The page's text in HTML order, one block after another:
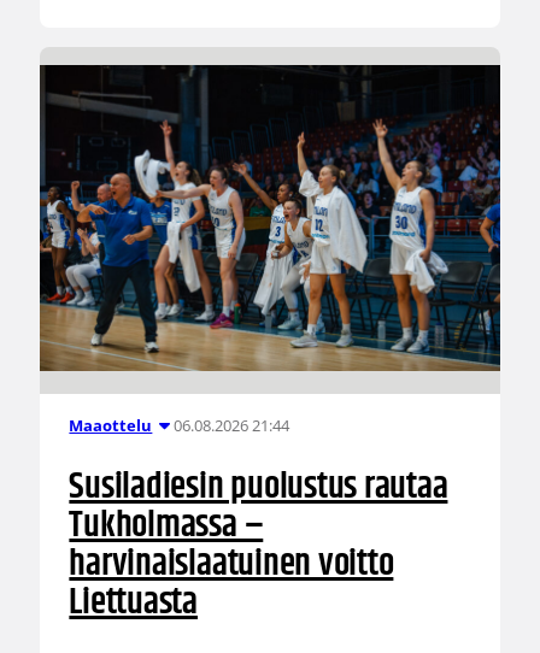
Maaottelu 06.08.2026 21:44
Susiladiesin puolustus rautaa
Tukholmassa –
harvinaislaatuinen voitto
Liettuasta